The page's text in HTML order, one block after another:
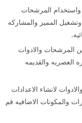
المرشحات
المميز والمشاركه
المرشحات والادوات
العصريه والقديمه
لانشاء الاعدادات
والمكونات الاضافيه قم